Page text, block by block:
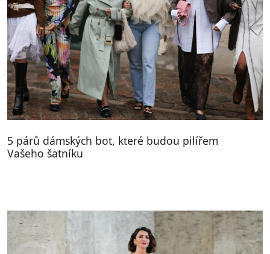
5 párů dámských bot, které budou pilířem
Vašeho šatníku